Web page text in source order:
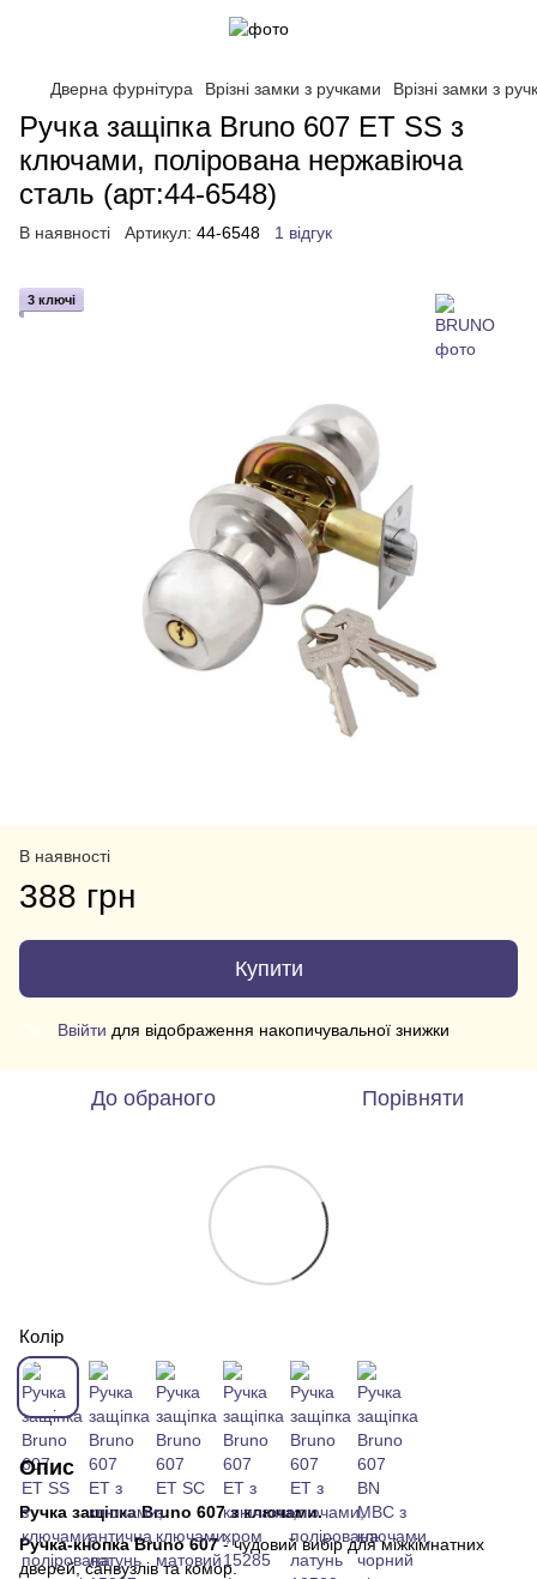
Дверна фурнітура Врізні замки з ручками Врізні замки з
Ручка защіпка Bruno 607 ET SS з
ключами, полірована нержавіюча
сталь (арт:44-6548)
В наявності Артикул: 44-6548 1 відгук
3 ключі
В наявності
388 грн
Купити
Ввійти для відображення накопичувальної знижки
До обраного Порівняти
Колір
Опис
Ручка защіпка Bruno 607 з ключами.
Ручка-кнопка Bruno 607- чудовий вибір для міжкімнатних
дверей, санвузлів та комор.